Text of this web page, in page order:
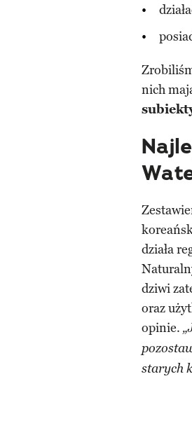
nich
działa
dziwi
oraz
opinie.
starych